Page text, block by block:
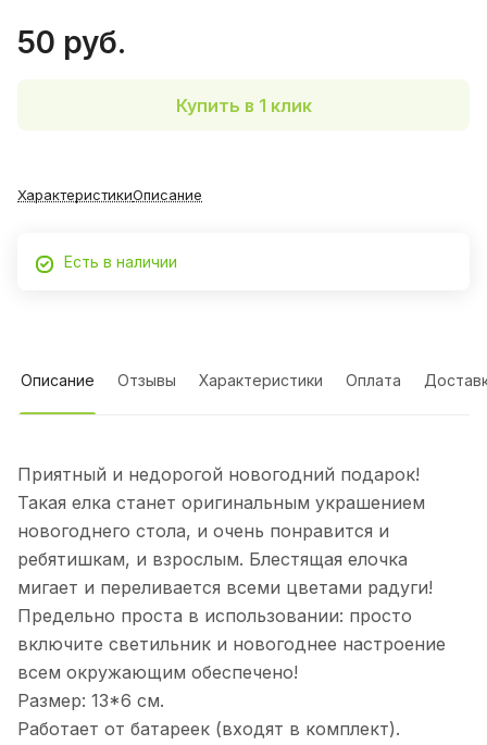
50 руб.
Купить в 1 клик
ХарактеристикиОписание
Есть в наличии
Описание Отзывы Характеристики Оплата
Приятный и недорогой новогодний подарок!
Такая елка станет оригинальным украшением
новогоднего стола, и очень понравится и
ребятишкам, и взрослым. Блестящая елочка
мигает и переливается всеми цветами радуги!
Предельно проста в использовании: просто
включите светильник и новогоднее настроение
всем окружающим обеспечено!
Размер: 13*6 см.
Работает от батареек (входят в комплект).